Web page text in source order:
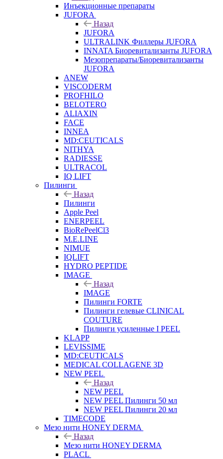
Инъекционные препараты
JUFORA
Назад
JUFORA
ULTRALINK Филлеры JUFORA
INNATA Биоревитализанты JUFORA
Мезопрепараты/Биоревитализанты
JUFORA
ANEW
VISCODERM
PROFHILO
BELOTERO
ALIAXIN
FACE
INNEA
MD:CEUTICALS
NITHYA
RADIESSE
ULTRACOL
IQ LIFT
Пилинги
Назад
Пилинги
Apple Peel
ENERPEEL
BioRePeelCl3
M.E.LINE
NIMUE
IQLIFT
HYDRO PEPTIDE
IMAGE
Назад
IMAGE
Пилинги FORTE
Пилинги гелевые CLINICAL
COUTURE
Пилинги усиленные I PEEL
KLAPP
LEVISSIME
MD:CEUTICALS
MEDICAL COLLAGENE 3D
NEW PEEL
Назад
NEW PEEL
NEW PEEL Пилинги 50 мл
NEW PEEL Пилинги 20 мл
TIMECODE
Мезо нити HONEY DERMA
Назад
Мезо нити HONEY DERMA
PLACL